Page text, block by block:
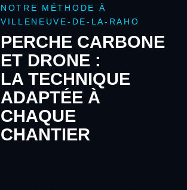
NOTRE MÉTHODE À
VILLENEUVE-DE-LA-RAHO
PERCHE CARBONE
ET DRONE :
LA TECHNIQUE
ADAPTÉE À
CHAQUE
CHANTIER